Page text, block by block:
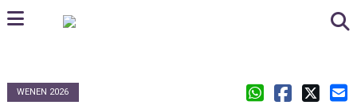
WENEN 2026